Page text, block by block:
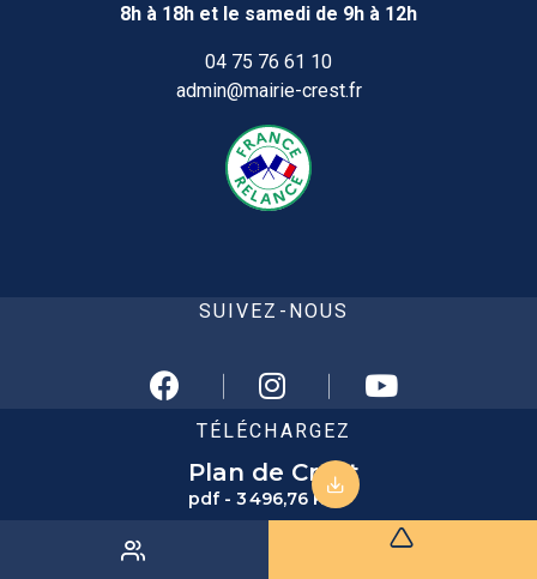
8h à 18h et le samedi de 9h à 12h
04 75 76 61 10
admin@mairie-crest.fr
SUIVEZ-NOUS
TÉLÉCHARGEZ
Plan de Crest
pdf - 3 496,76 KB